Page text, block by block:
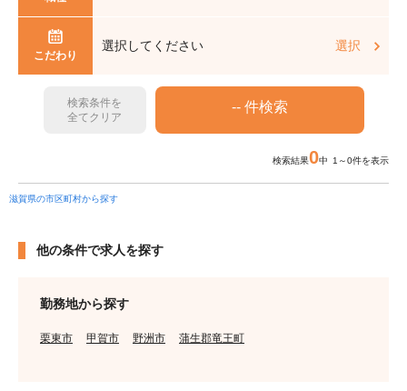
こだわり
選択してください 選択
検索条件を
全てクリア
検索結果0中 1～0件を表示
滋賀県の市区町村から探す
他の条件で求人を探す
勤務地から探す
栗東市 甲賀市 野洲市 蒲生郡竜王町